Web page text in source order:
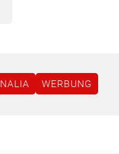
WERBUNG